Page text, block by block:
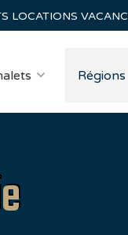
LOCATIONS
Régions